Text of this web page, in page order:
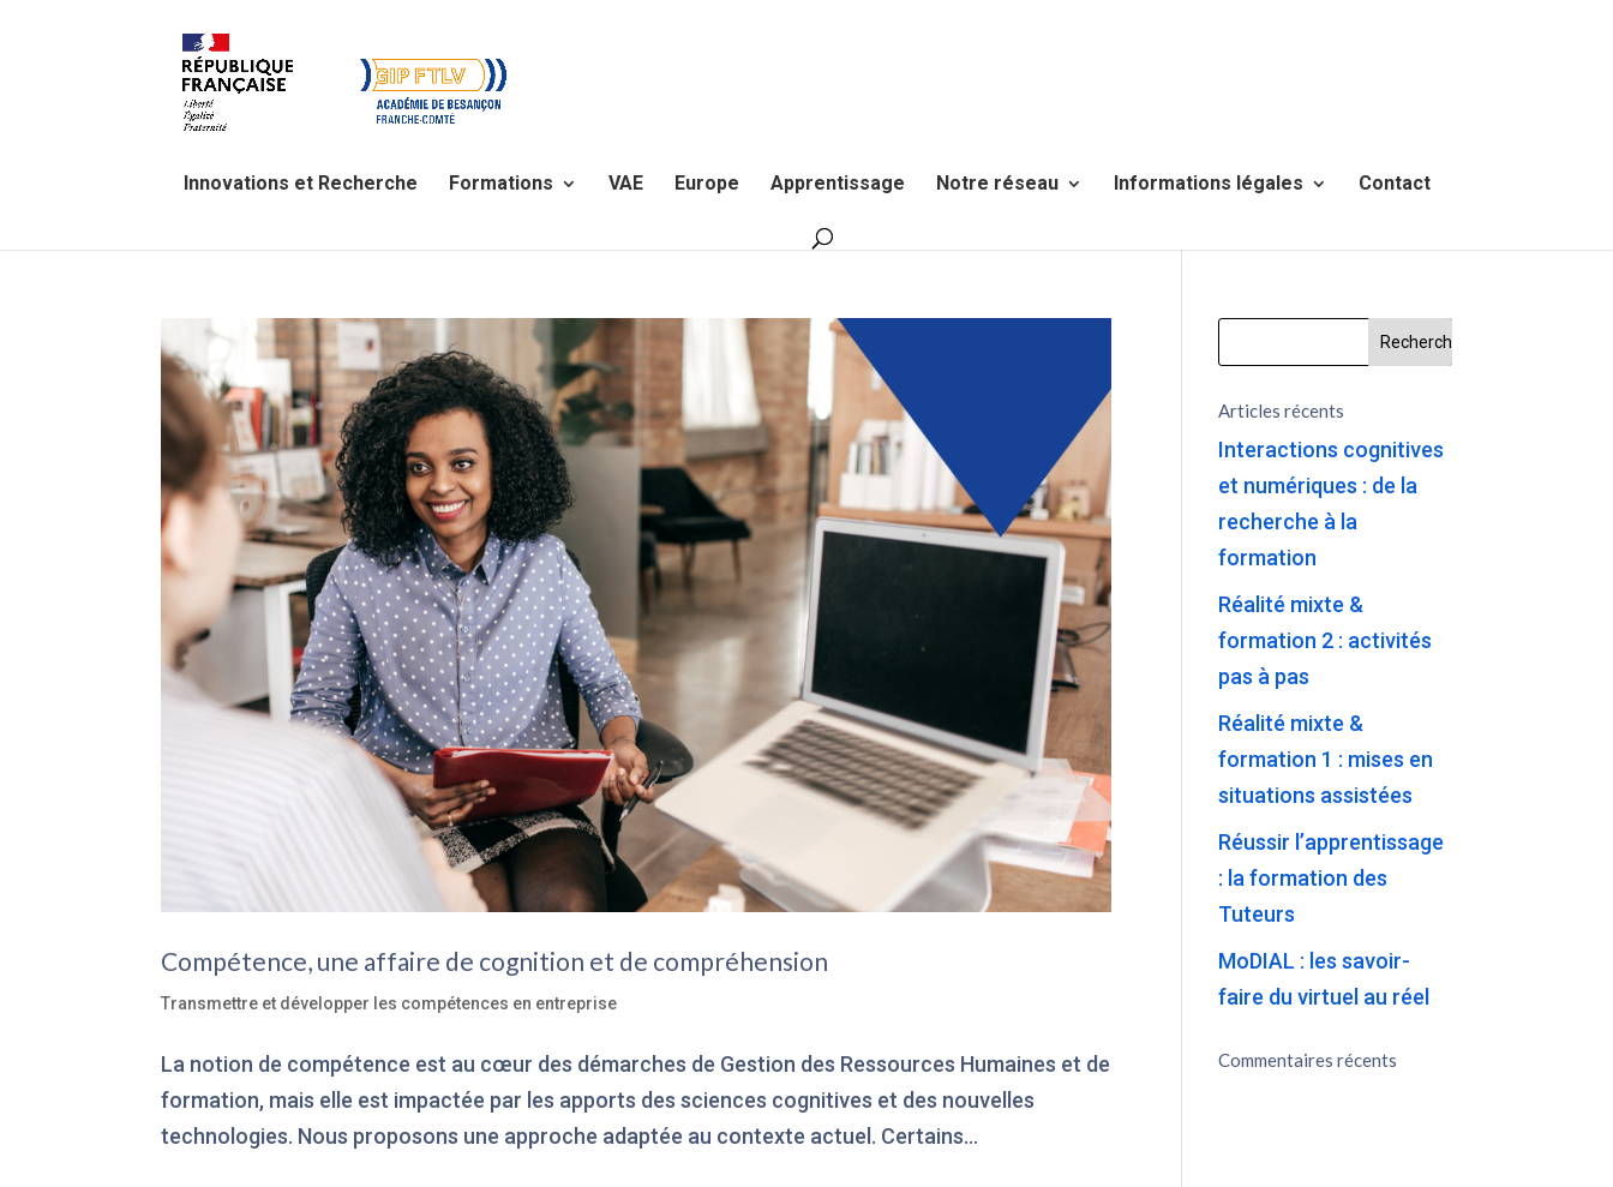
Innovations et Recherche Formations VAE Europe Apprentissage Notre réseau Informations légales Contact
Compétence, une affaire de cognition et de compréhension
Transmettre et développer les compétences en entreprise
La notion de compétence est au cœur des démarches de Gestion des Ressources Humaines et de
formation, mais elle est impactée par les apports des sciences cognitives et des nouvelles
technologies. Nous proposons une approche adaptée au contexte actuel. Certains...
Articles récents
Interactions cognitives
et numériques : de la
recherche à la
formation
Réalité mixte &
formation 2 : activités
pas à pas
Réalité mixte &
formation 1 : mises en
situations assistées
Réussir l’apprentissage
: la formation des
Tuteurs
MoDIAL : les savoir-
faire du virtuel au réel
Commentaires récents